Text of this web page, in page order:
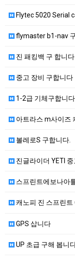
Flytec 5020 Serial
flymaster b1-nav
진 패킹백 구 합니다
중고 장비 구합니다
1-2급 기체구합니다
아트라스 m사이즈
볼레로S 구합니다.
진글라이더 YETI
스프린트에보나아틀
캐노피 진 스프린
GPS 삽니다
UP 초급 구해 봅니